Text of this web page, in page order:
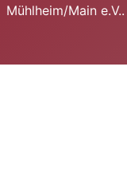
Mühlheim/Main